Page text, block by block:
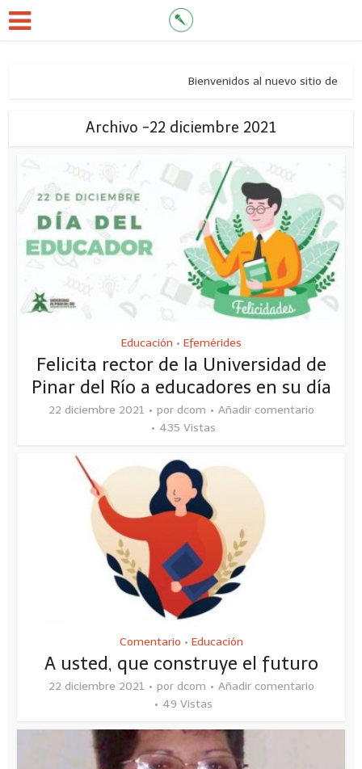
Bienvenidos al nuevo sitio de
Archivo -22 diciembre 2021
Educación • Efemérides
Felicita rector de la Universidad de
Pinar del Río a educadores en su día
22 diciembre 2021 por dcom
Añadir comentario
435 Vistas
Comentario • Educación
A usted, que construye el futuro
22 diciembre 2021 por dcom
Añadir comentario
49 Vistas